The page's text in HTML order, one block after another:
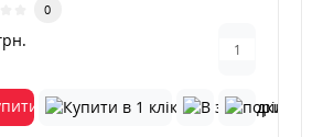
0